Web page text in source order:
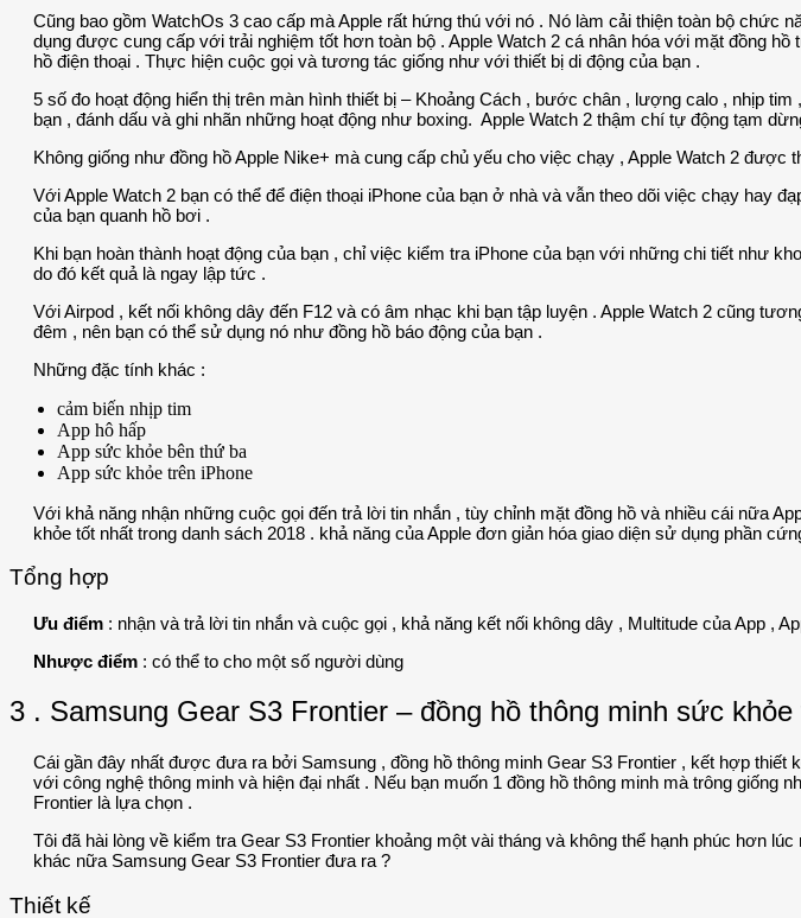
Cũng bao gồm WatchOs 3 cao cấp mà Apple rất hứng thú với nó . Nó làm cải thiện toàn bộ chức
dụng được cung cấp với trải nghiệm tốt hơn toàn bộ . Apple Watch 2 cá nhân hóa với mặt đồng
hồ điện thoại . Thực hiện cuộc gọi và tương tác giống như với thiết bị di động của bạn .
5 số đo hoạt động hiển thị trên màn hình thiết bị – Khoảng Cách , bước chân , lượng calo , nhịp
bạn , đánh dấu và ghi nhãn những hoạt động như boxing. Apple Watch 2 thậm chí tự động tạm
Không giống như đồng hồ Apple Nike+ mà cung cấp chủ yếu cho việc chạy , Apple Watch 2 được
Với Apple Watch 2 bạn có thể để điện thoại iPhone của bạn ở nhà và vẫn theo dõi việc chạy hay
của bạn quanh hồ bơi .
Khi bạn hoàn thành hoạt động của bạn , chỉ việc kiểm tra iPhone của bạn với những chi tiết như
do đó kết quả là ngay lập tức .
Với Airpod , kết nối không dây đến F12 và có âm nhạc khi bạn tập luyện . Apple Watch 2 cũng
đêm , nên bạn có thể sử dụng nó như đồng hồ báo động của bạn .
Những đặc tính khác :
cảm biến nhịp tim
App hô hấp
App sức khỏe bên thứ ba
App sức khỏe trên iPhone
Với khả năng nhận những cuộc gọi đến trả lời tin nhắn , tùy chỉnh mặt đồng hồ và nhiều cái nữa
khỏe tốt nhất trong danh sách 2018 . khả năng của Apple đơn giản hóa giao diện sử dụng phần
Tổng hợp
Ưu điểm : nhận và trả lời tin nhắn và cuộc gọi , khả năng kết nối không dây , Multitude của App ,
Nhược điểm : có thể to cho một số người dùng
3 . Samsung Gear S3 Frontier – đồng hồ thông minh sức khỏe
Cái gần đây nhất được đưa ra bởi Samsung , đồng hồ thông minh Gear S3 Frontier , kết hợp thiết
với công nghệ thông minh và hiện đại nhất . Nếu bạn muốn 1 đồng hồ thông minh mà trông
Frontier là lựa chọn .
Tôi đã hài lòng về kiểm tra Gear S3 Frontier khoảng một vài tháng và không thể hạnh phúc hơn
khác nữa Samsung Gear S3 Frontier đưa ra ?
Thiết kế